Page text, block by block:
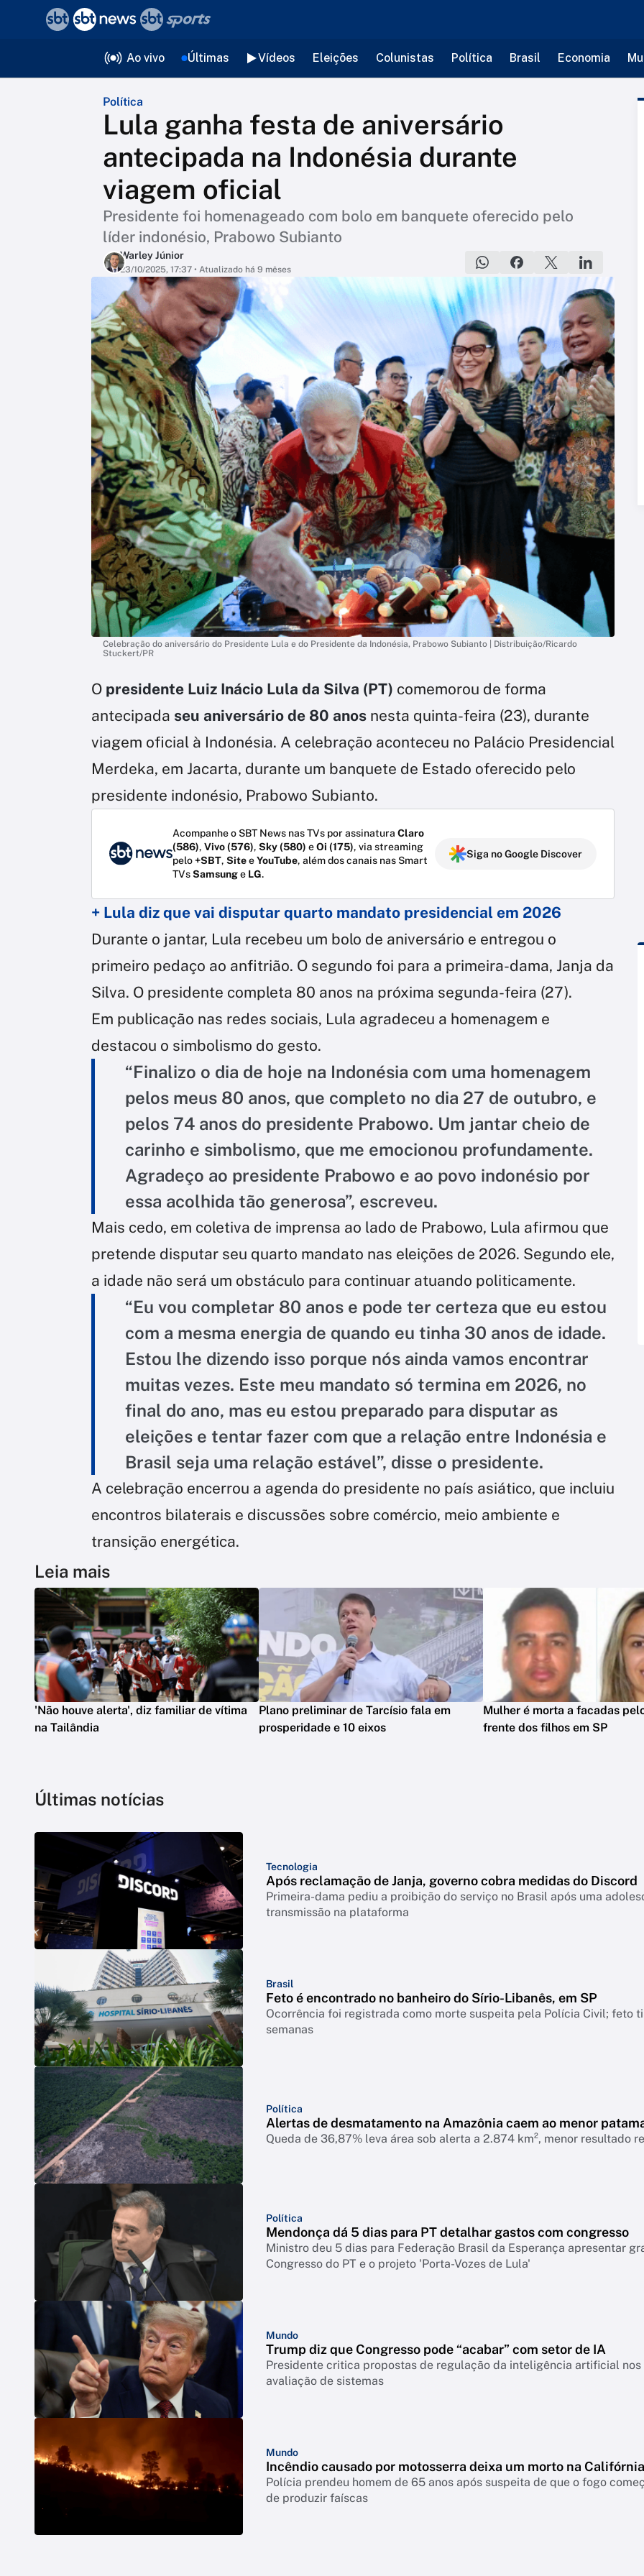
Ao vivo Últimas Vídeos Eleições Colunistas Política Brasil Economia
Política
Lula ganha festa de aniversário
antecipada na Indonésia durante
viagem oficial
Presidente foi homenageado com bolo em banquete oferecido pelo
líder indonésio, Prabowo Subianto
Warley Júnior
23/10/2025, 17:37 • Atualizado há 9 mêses
Celebração do aniversário do Presidente Lula e do Presidente da Indonésia, Prabowo Subianto | Distribuição/Ricardo
Stuckert/PR
O presidente Luiz Inácio Lula da Silva (PT) comemorou de forma
antecipada seu aniversário de 80 anos nesta quinta-feira (23), durante
viagem oficial à Indonésia. A celebração aconteceu no Palácio Presidencial
Merdeka, em Jacarta, durante um banquete de Estado oferecido pelo
presidente indonésio, Prabowo Subianto.
Acompanhe o SBT News nas TVs por assinatura Claro
(586), Vivo (576), Sky (580) eOi (175), via streaming
pelo+SBT, SiteeYouTube, além dos canais nas Smart
TVsSamsunge LG.
Siga no Google Discover
+ Lula diz que vai disputar quarto mandato presidencial em 2026
Durante o jantar, Lula recebeu um bolo de aniversário e entregou o
primeiro pedaço ao anfitrião. O segundo foi para a primeira-dama, Janja da
Silva. O presidente completa 80 anos na próxima segunda-feira (27).
Em publicação nas redes sociais, Lula agradeceu a homenagem e
destacou o simbolismo do gesto.
“Finalizo o dia de hoje na Indonésia com uma homenagem
pelos meus 80 anos, que completo no dia 27 de outubro, e
pelos 74 anos do presidente Prabowo. Um jantar cheio de
carinho e simbolismo, que me emocionou profundamente.
Agradeço ao presidente Prabowo e ao povo indonésio por
essa acolhida tão generosa”, escreveu.
Mais cedo, em coletiva de imprensa ao lado de Prabowo, Lula afirmou que
pretende disputar seu quarto mandato nas eleições de 2026. Segundo ele,
a idade não será um obstáculo para continuar atuando politicamente.
“Eu vou completar 80 anos e pode ter certeza que eu estou
com a mesma energia de quando eu tinha 30 anos de idade.
Estou lhe dizendo isso porque nós ainda vamos encontrar
muitas vezes. Este meu mandato só termina em 2026, no
final do ano, mas eu estou preparado para disputar as
eleições e tentar fazer com que a relação entre Indonésia e
Brasil seja uma relação estável”, disse o presidente.
A celebração encerrou a agenda do presidente no país asiático, que incluiu
encontros bilaterais e discussões sobre comércio, meio ambiente e
transição energética.
Leia mais
'Não houve alerta', diz familiar de vítima
na Tailândia
Plano preliminar de Tarcísio fala em
prosperidade e 10 eixos
Mulher é morta a facadas
frente dos filhos em SP
Últimas notícias
Tecnologia
Após reclamação de Janja, governo cobra medidas do Discord
Primeira-dama pediu a proibição do serviço no Brasil após uma
transmissão na plataforma
Brasil
Feto é encontrado no banheiro do Sírio-Libanês, em SP
Ocorrência foi registrada como morte suspeita pela Polícia Civil; feto
semanas
Política
Alertas de desmatamento na Amazônia caem ao menor
Queda de 36,87% leva área sob alerta a 2.874 km², menor resultado
Política
Mendonça dá 5 dias para PT detalhar gastos com congresso
Ministro deu 5 dias para Federação Brasil da Esperança apresentar
Congresso do PT e o projeto 'Porta-Vozes de Lula'
Mundo
Trump diz que Congresso pode “acabar” com setor de IA
Presidente critica propostas de regulação da inteligência artificial nos
avaliação de sistemas
Mundo
Incêndio causado por motosserra deixa um morto na Califórnia
Polícia prendeu homem de 65 anos após suspeita de que o fogo
de produzir faíscas
voltar
Editorias